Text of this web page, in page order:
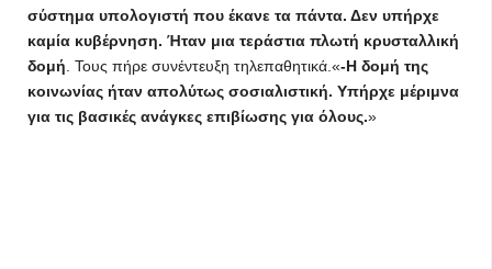
σύστημα υπολογιστή που έκανε τα πάντα. Δεν υπήρχε
καμία κυβέρνηση. Ήταν μια τεράστια πλωτή κρυσταλλική
δομή . Τους πήρε συνέντευξη τηλεπαθητικά.
-Η δομή της
κοινωνίας ήταν απολύτως σοσιαλιστική. Υπήρχε μέριμνα
για τις βασικές ανάγκες επιβίωσης για όλους.